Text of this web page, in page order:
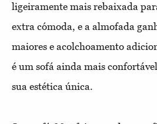
ligeiramente mais rebaixada
extra cómoda, e a almofada
maiores e acolchoamento
é um sofá ainda mais
sua estética única.